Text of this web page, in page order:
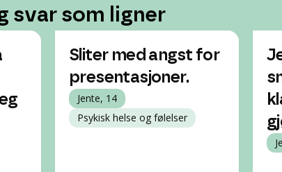
svar som ligner
Sliter med angst for
presentasjoner.
Jente, 14
Psykisk helse og følelser